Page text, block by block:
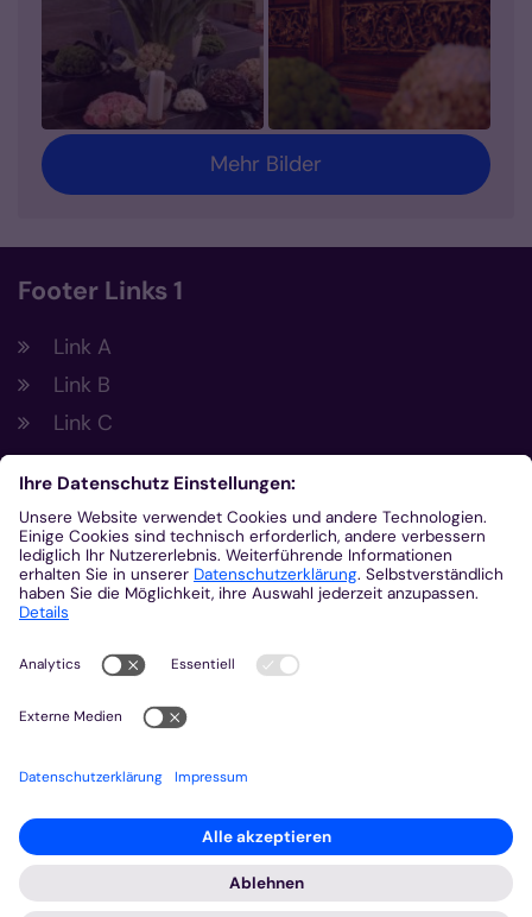
Mehr Bilder
Footer Links 1
Link A
Link B
Link C
Footer Links 2
Link A
Link B
Link C
Kontakt
Gemeinsam.Vernetzt.Digital
Domplatz
55116 Mainz
© Bistum Aachen Impressum